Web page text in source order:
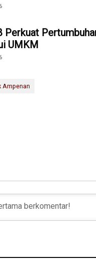
Perkuat
UMKM
Ampenan